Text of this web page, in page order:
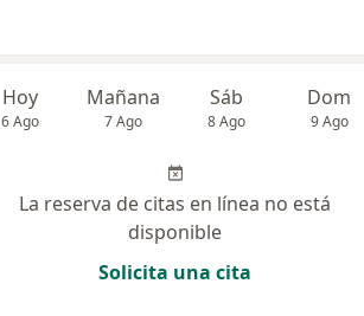
Hoy
6 Ago
Mañana
7 Ago
Sáb
8 Ago
Dom
9 Ago
La reserva de citas en línea no está
disponible
Solicita una cita